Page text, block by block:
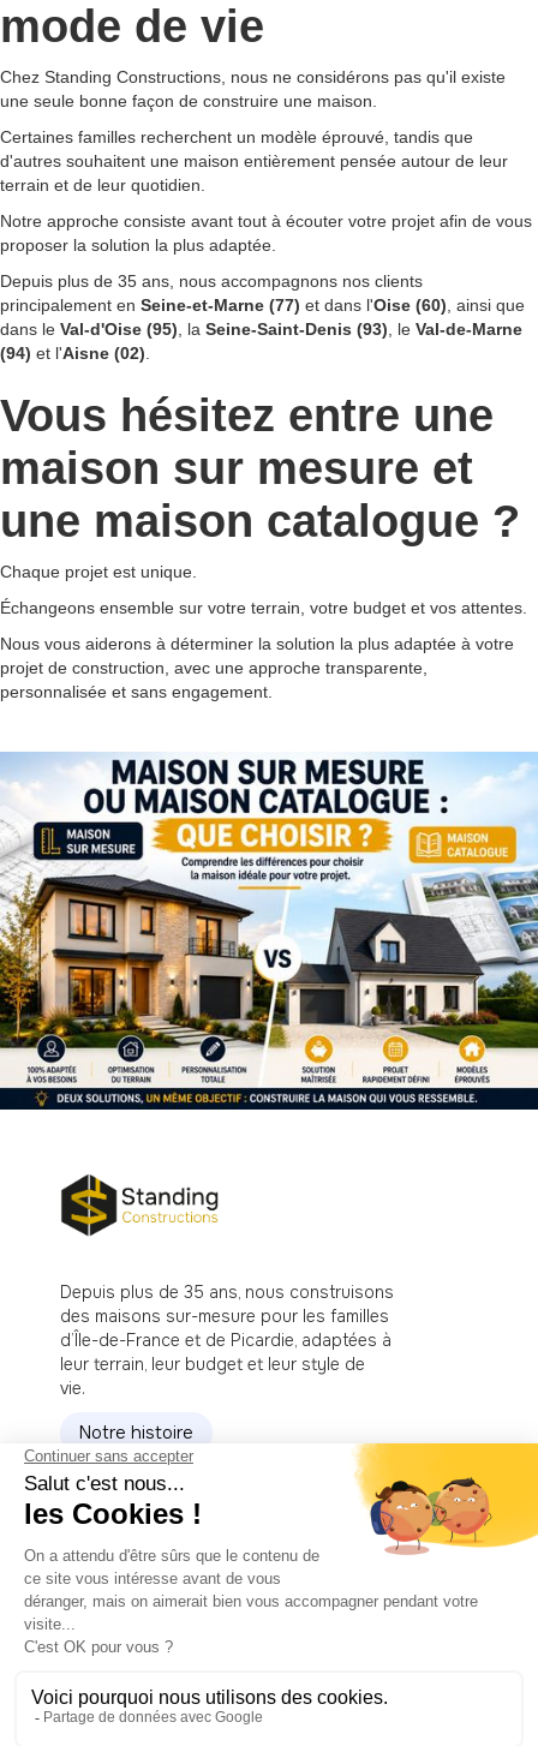
mode de vie
Chez Standing Constructions, nous ne considérons pas qu'il existe
une seule bonne façon de construire une maison.
Certaines familles recherchent un modèle éprouvé, tandis que
d'autres souhaitent une maison entièrement pensée autour de leur
terrain et de leur quotidien.
Notre approche consiste avant tout à écouter votre projet afin de vous
proposer la solution la plus adaptée.
Depuis plus de 35 ans, nous accompagnons nos clients
principalement en Seine-et-Marne (77) et dans l'Oise (60) , ainsi que
dans le Val-d'Oise (95) , la Seine-Saint-Denis (93) , le Val-de-Marne
(94) et l'Aisne (02)
Vous hésitez entre une
maison sur mesure et
une maison catalogue ?
Chaque projet est unique.
Échangeons ensemble sur votre terrain, votre budget et vos attentes.
Nous vous aiderons à déterminer la solution la plus adaptée à votre
projet de construction, avec une approche transparente,
personnalisée et sans engagement.
Depuis plus de 35 ans, nous construisons
des maisons sur-mesure pour les familles
d’Île-de-France et de Picardie, adaptées à
leur terrain, leur budget et leur style de
vie.
Notre histoire
Nos réalisations
Les étapes
Le Blog
Tous Droits Réservés @ Standing Constructions 2025
-Charte de confidentialité-